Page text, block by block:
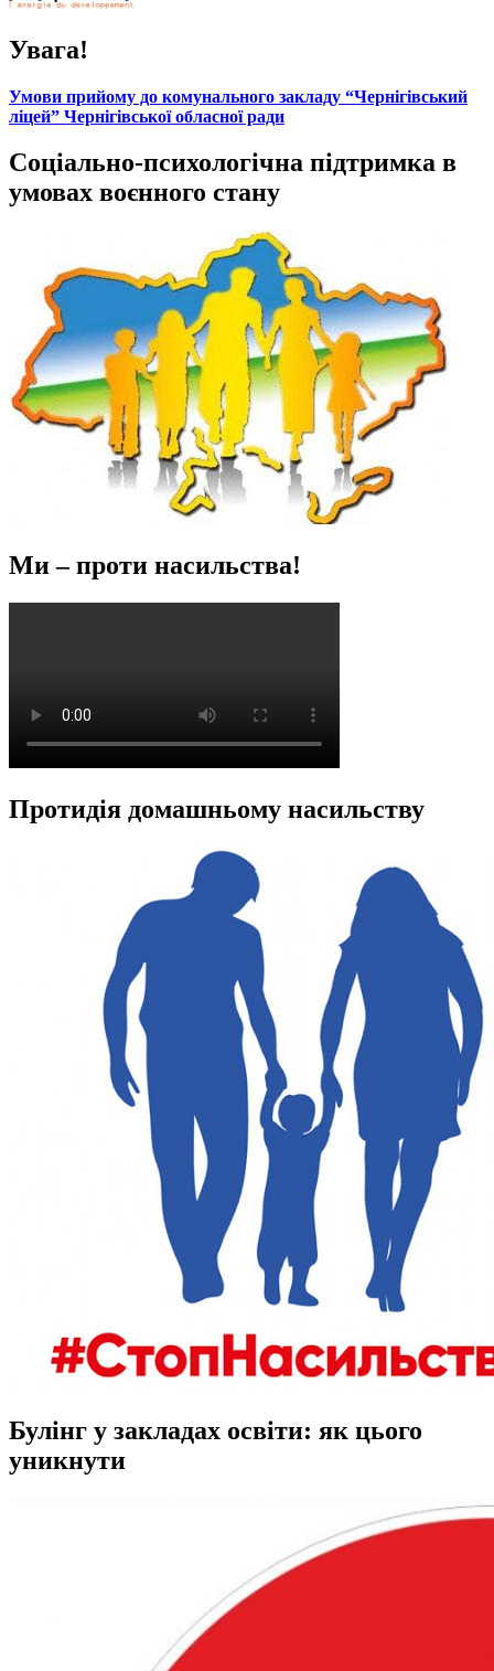
Увага!
Умови прийому до комунального закладу “Чернігівський
ліцей” Чернігівської обласної ради
Соціально-психологічна підтримка в
умовах воєнного стану
Ми – проти насильства!
Протидія домашньому насильству
Булінг у закладах освіти: як цього
уникнути